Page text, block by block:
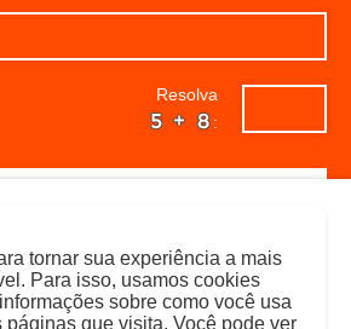
Resolva
:
tornar sua experiência a mais
Para isso, usamos cookies
sobre como você usa
páginas que visita. Você pode ver